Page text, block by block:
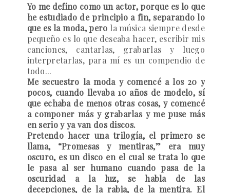
Yo me defino como un actor, porque es lo que
he estudiado de principio a fin, separando lo
que es la moda, pero la música siempre desde
pequeño es lo que deseaba hacer, escribir mis
canciones, cantarlas, grabarlas y luego
interpretarlas, para mí es un compendio de
todo...
Me secuestro la moda y comencé a los 20 y
pocos, cuando llevaba 10 años de modelo, sí
que echaba de menos otras cosas, y comencé
a componer más y grabarlas y me puse más
en serio y ya van dos discos.
Pretendo hacer una trilogía, el primero se
llama, “Promesas y mentiras,” era muy
oscuro, es un disco en el cual se trata lo que
le pasa al ser humano cuando pasa de la
oscuridad a la luz, se habla de las
decepciones, de la rabia, de la mentira. El